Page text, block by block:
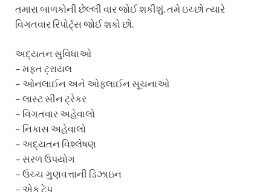
તમારા બાળકોની છેલ્લી વાર જોઈ શકીશું. તમે ઇચ્છો ત્યારે
વિગતવાર રિપોર્ટ્સ જોઈ શકો છો.
અદ્યતન સુવિધાઓ
– મફત ટ્રાયલ
– ઓનલાઈન અને ઓફલાઈન સૂચનાઓ
– લાસ્ટ સીન ટ્રેકર
– વિગતવાર અહેવાલો
– નિકાસ અહેવાલો
– અદ્યતન વિશ્લેષણ
– સરળ ઉપયોગ
– ઉચ્ચ ગુણવત્તાની ડિઝાઇન
– એક ટેપ